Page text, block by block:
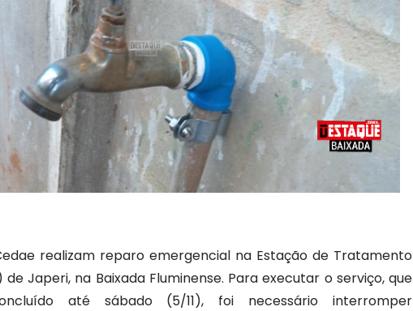
realizam reparo emergencial na Estação de Tratamento
de Japeri, na Baixada Fluminense. Para executar o serviço, que
até sábado (5/11), foi necessário interromper